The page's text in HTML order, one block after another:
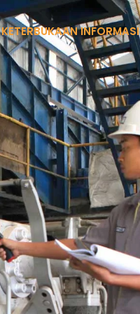
KETERBUKAAN INFORMASI